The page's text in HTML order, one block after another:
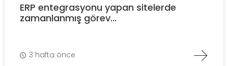
ERP entegrasyonu yapan sitelerde
zamanlanmış görev...
3 hafta önce